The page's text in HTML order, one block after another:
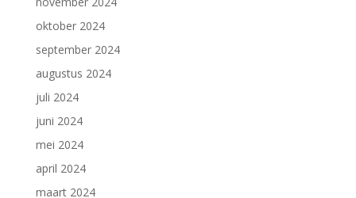
oktober 2024
september 2024
augustus 2024
juli 2024
juni 2024
mei 2024
april 2024
maart 2024